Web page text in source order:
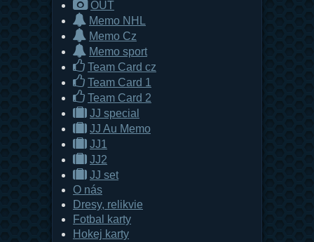
OUT
Memo NHL
Memo Cz
Memo sport
Team Card cz
Team Card 1
Team Card 2
JJ special
JJ Au Memo
JJ1
JJ2
JJ set
O nás
Dresy, relikvie
Fotbal karty
Hokej karty